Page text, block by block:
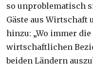
so unproblematisch
Gäste aus Wirtschaft
hinzu: „Wo immer
wirtschaftlichen
beiden Ländern